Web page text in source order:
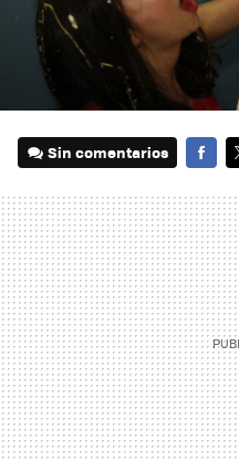
Sin comentarios